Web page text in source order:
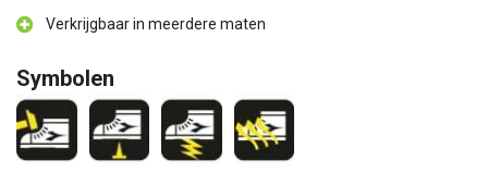
Verkrijgbaar in meerdere maten
Symbolen